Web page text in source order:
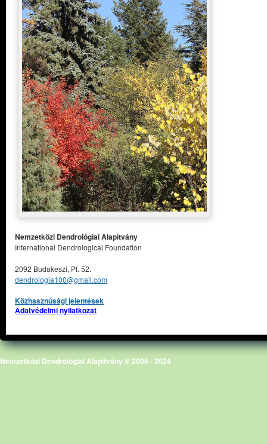
Nemzetközi Dendrológiai Alapítvány
International Dendrological Foundation
2092 Budakeszi, Pf. 52.
dendrologia100@gmail.com
Közhasznúsági jelentések
Adatvédelmi nyilatkozat
Nemzetközi Dendrológiai Alapítvány © 2006 - 2024